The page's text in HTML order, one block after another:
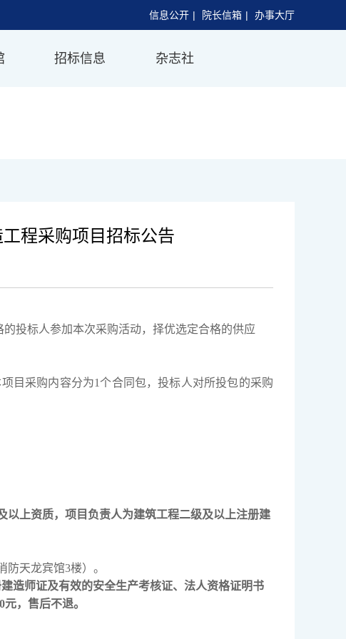
信息公开 | 院长信箱 | 办事大厅
招标信息 杂志社
程采购项目招标公告
投标人参加本次采购活动，择优选定合格的供应
目采购内容分为1个合同包，投标人对所投包的采购
以上资质，项目负责人为建筑工程二级及以上注册建
防天龙宾馆3楼）。
造师证及有效的安全生产考核证、法人资格证明书
，售后不退。